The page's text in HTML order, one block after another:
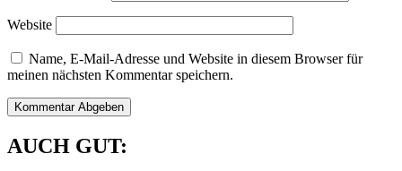
Website
Name, E-Mail-Adresse und Website in diesem Browser für
meinen nächsten Kommentar speichern.
AUCH GUT: